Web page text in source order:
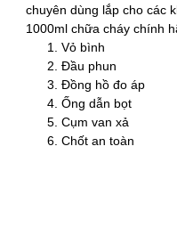
chuyên dùng lắp cho các
1000ml chữa cháy chính
Vỏ bình
Đầu phun
Đồng hồ đo áp
Ống dẫn bọt
Cụm van xả
Chốt an toàn